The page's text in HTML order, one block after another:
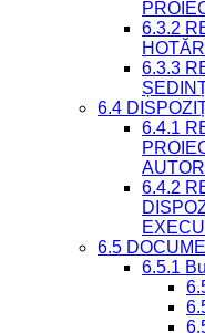
6.3.2
6.3.3
6.4
6.4.1
6.4.2
6.5
6.5.1